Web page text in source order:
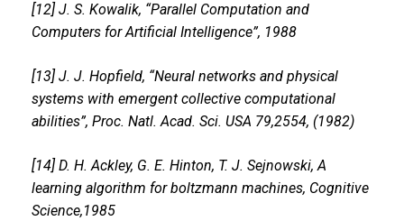
[12] J. S. Kowalik, “Parallel Computation and
Computers for Artificial Intelligence”, 1988
[13] J. J. Hopfield, “Neural networks and physical
systems with emergent collective computational
abilities”, Proc. Natl. Acad. Sci. USA 79,2554, (1982)
[14] D. H. Ackley, G. E. Hinton, T. J. Sejnowski, A
learning algorithm for boltzmann machines, Cognitive
Science,1985